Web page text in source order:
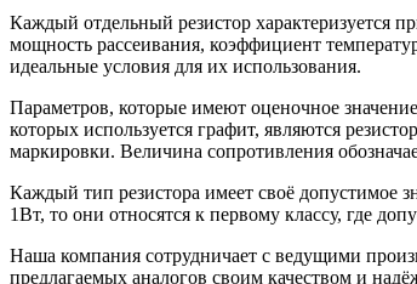
Каждый отдельный резистор характеризуется
мощность рассеивания, коэффициент
идеальные условия для их использования.
Параметров, которые имеют оценочное
которых используется графит, являются
маркировки. Величина сопротивления
Каждый тип резистора имеет своё допустимое
1Вт, то они относятся к первому классу, где
Наша компания сотрудничает с ведущими
предлагаемых аналогов своим качеством и